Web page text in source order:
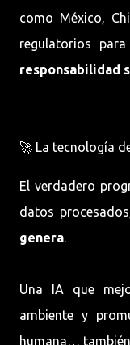
como México,
regulatorios
responsabilidad
🚀 La tecnología
El verdadero
datos
genera
Una IA que
ambiente y
humana…